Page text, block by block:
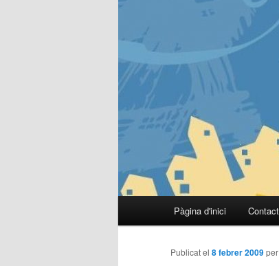
Aneu
al
Pàgina d'inici
Publicat el 8 febrer 2009per